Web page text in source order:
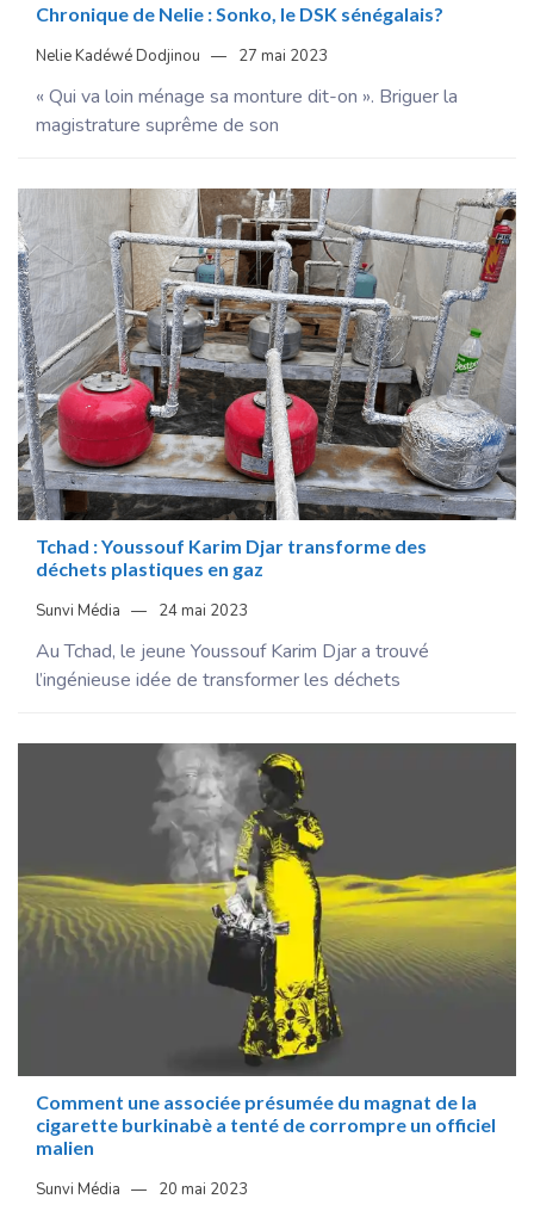
Chronique de Nelie : Sonko, le DSK sénégalais?
Nelie Kadéwé Dodjinou 27 mai 2023
« Qui va loin ménage sa monture dit-on ». Briguer la
magistrature suprême de son
Tchad : Youssouf Karim Djar transforme des
déchets plastiques en gaz
Sunvi Média 24 mai 2023
Au Tchad, le jeune Youssouf Karim Djar a trouvé
l’ingénieuse idée de transformer les déchets
Comment une associée présumée du magnat de la
cigarette burkinabè a tenté de corrompre un officiel
malien
Sunvi Média 20 mai 2023